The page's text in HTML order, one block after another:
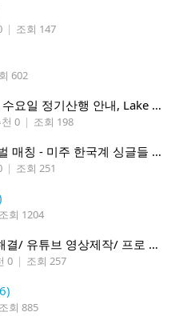
| 조회 147
602
*시애틀 산악회, 7/29/2026, 수요일 정기산행 안내, Lake 22*
0 | 조회 198
Couple.net 1:1 50만쌍 글로벌 매칭 - 미주 한국계 싱글들 모이세요
| 조회 251
조회 1204
웹사이트 제작/ 컴퓨터 문제해결/ 유튜브 영상제작/ 프로 사진촬영
0 | 조회 257
조회 885